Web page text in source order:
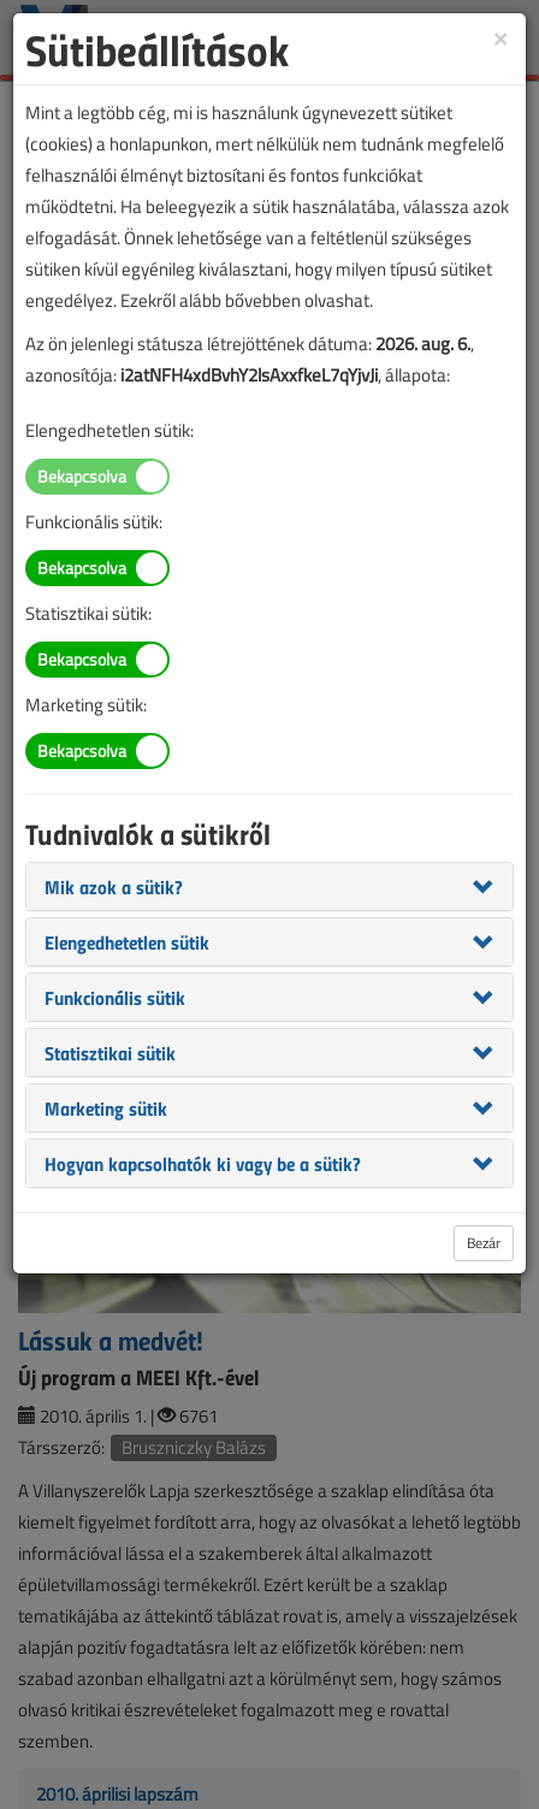
Toggle
Taba Gábor
1489 |
Vezetékek vizsgálata I.
2011. március 1. |
Társszerző: Bruszniczky Balázs
1
2011. márciusi lapszám
Lássuk a medvét!
Új program a MEEI Kft.-ével
2010. április 1. |
6761
Társszerző:
Bruszniczky Balázs
A Villanyszerelők Lapja szerkesztősége a szaklap elindítása óta
kiemelt figyelmet fordított arra, hogy az olvasókat a lehető legtöbb
információval lássa el a szakemberek által alkalmazott
épületvillamossági termékekről. Ezért került be a szaklap
tematikájába az áttekintő táblázat rovat is, amely a visszajelzések
alapján pozitív fogadtatásra lelt az előfizetők körében: nem
szabad azonban elhallgatni azt a körülményt sem, hogy számos
olvasó kritikai észrevételeket fogalmazott meg e rovattal
szemben.
2010. áprilisi lapszám
×
Sütibeállítások
Mint a legtöbb cég, mi is használunk úgynevezett sütiket
(cookies) a honlapunkon, mert nélkülük nem tudnánk megfelelő
felhasználói élményt biztosítani és fontos funkciókat
működtetni. Ha beleegyezik a sütik használatába, válassza azok
elfogadását. Önnek lehetősége van a feltétlenül szükséges
sütiken kívül egyénileg kiválasztani, hogy milyen típusú sütiket
engedélyez. Ezekről alább bővebben olvashat.
Az ön jelenlegi státusza létrejöttének dátuma:2026. aug. 6.,
azonosítója:i2atNFH4xdBvhY2lsAxxfkeL7qYjvJi, állapota:
Elengedhetetlen sütik:
Funkcionális sütik:
Statisztikai sütik:
Marketing sütik:
Tudnivalók a sütikről
Mik azok a sütik?
Elengedhetetlen sütik
Funkcionális sütik
Statisztikai sütik
Marketing sütik
Hogyan kapcsolhatók ki vagy be a sütik?
Bezár